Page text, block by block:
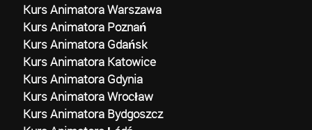
Kurs Animatora Warszawa
Kurs Animatora Poznań
Kurs Animatora Gdańsk
Kurs Animatora Katowice
Kurs Animatora Gdynia
Kurs Animatora Wrocław
Kurs Animatora Bydgoszcz